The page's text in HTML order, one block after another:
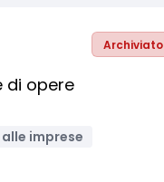
Archiviato
di opere
imprese